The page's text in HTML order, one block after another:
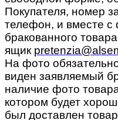
Покупателя, номер
телефон, и вместе
бракованного
ящик
На фото
виден заявляемый
наличие фото
котором будет
был доставлен